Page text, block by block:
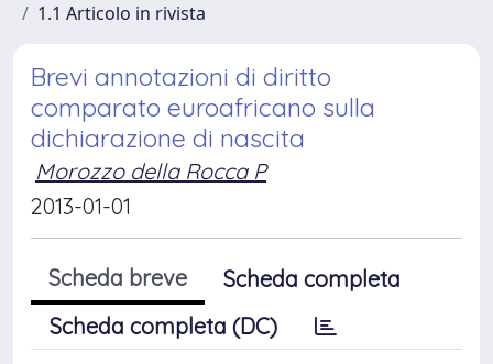
1.1 Articolo in rivista
Brevi annotazioni di diritto
comparato euroafricano sulla
dichiarazione di nascita
Morozzo della Rocca P
2013-01-01
Scheda breve
Scheda completa
Scheda completa (DC)